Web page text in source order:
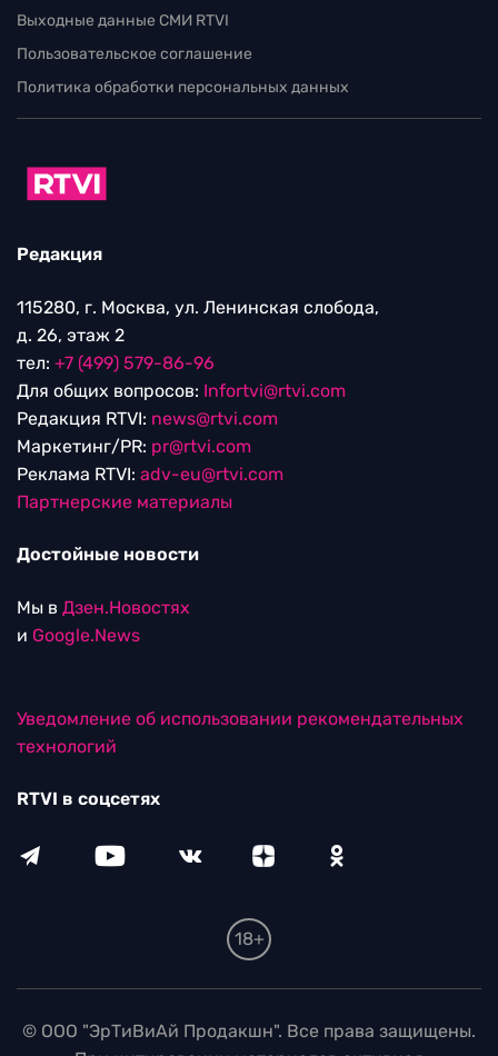
Выходные данные СМИ RTVI
Пользовательское соглашение
Политика обработки персональных данных
Редакция
115280, г. Москва, ул. Ленинская слобода,
д. 26, этаж 2
тел: +7 (499) 579-86-96
Для общих вопросов: Infortvi@rtvi.com
Редакция RTVI: news@rtvi.com
Маркетинг/PR: pr@rtvi.com
Реклама RTVI: adv-eu@rtvi.com
Партнерские материалы
Достойные новости
Мы в Дзен.Новостях
и Google.News
Уведомление об использовании рекомендательных
технологий
RTVI в соцсетях
18+
© ООО "ЭрТиВиАй Продакшн". Все права защищены.